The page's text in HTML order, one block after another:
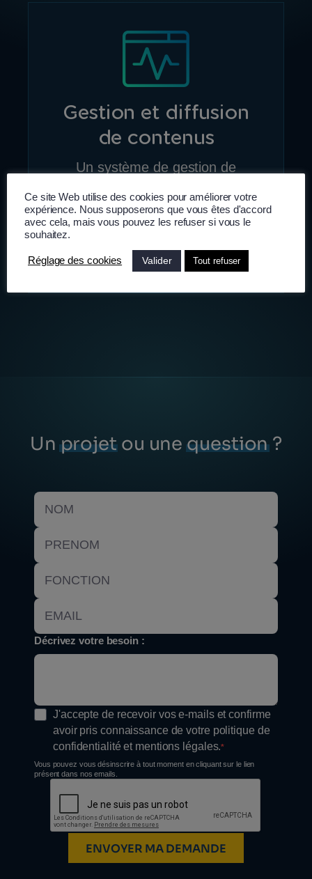
Gestion et diffusion
de contenus
Un système de gestion de
l’édition, la gestion et la
diffusion.
EN SAVOIR PLUS...
Unprojetou unequestion?
Décrivez votre besoin :
J'accepte de recevoir vos e-mails et confirme
avoir pris connaissance de votre politique de
confidentialité et mentions légales.
Vous pouvez vous désinscrire à tout moment en cliquant sur le lien
présent dans nos emails.
ENVOYER MA DEMANDE
Ce site Web utilise des cookies pour améliorer votre
expérience. Nous supposerons que vous êtes d'accord
avec cela, mais vous pouvez les refuser si vous le
souhaitez.
Réglage des cookies Valider Tout refuser